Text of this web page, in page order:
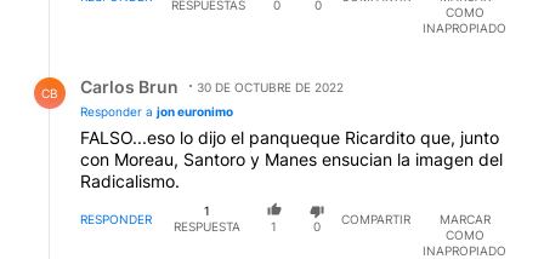
RESPUESTAS
0 0
COMO
INAPROPIADO
CB Carlos Brun
30 DE OCTUBRE DE 2022
Responder a jon euronimo
FALSO...eso lo dijo el panqueque Ricardito que, junto
con Moreau, Santoro y Manes ensucian la imagen del
Radicalismo.
RESPONDER
1
RESPUESTA
1 0
COMPARTIR
MARCAR
COMO
INAPROPIADO